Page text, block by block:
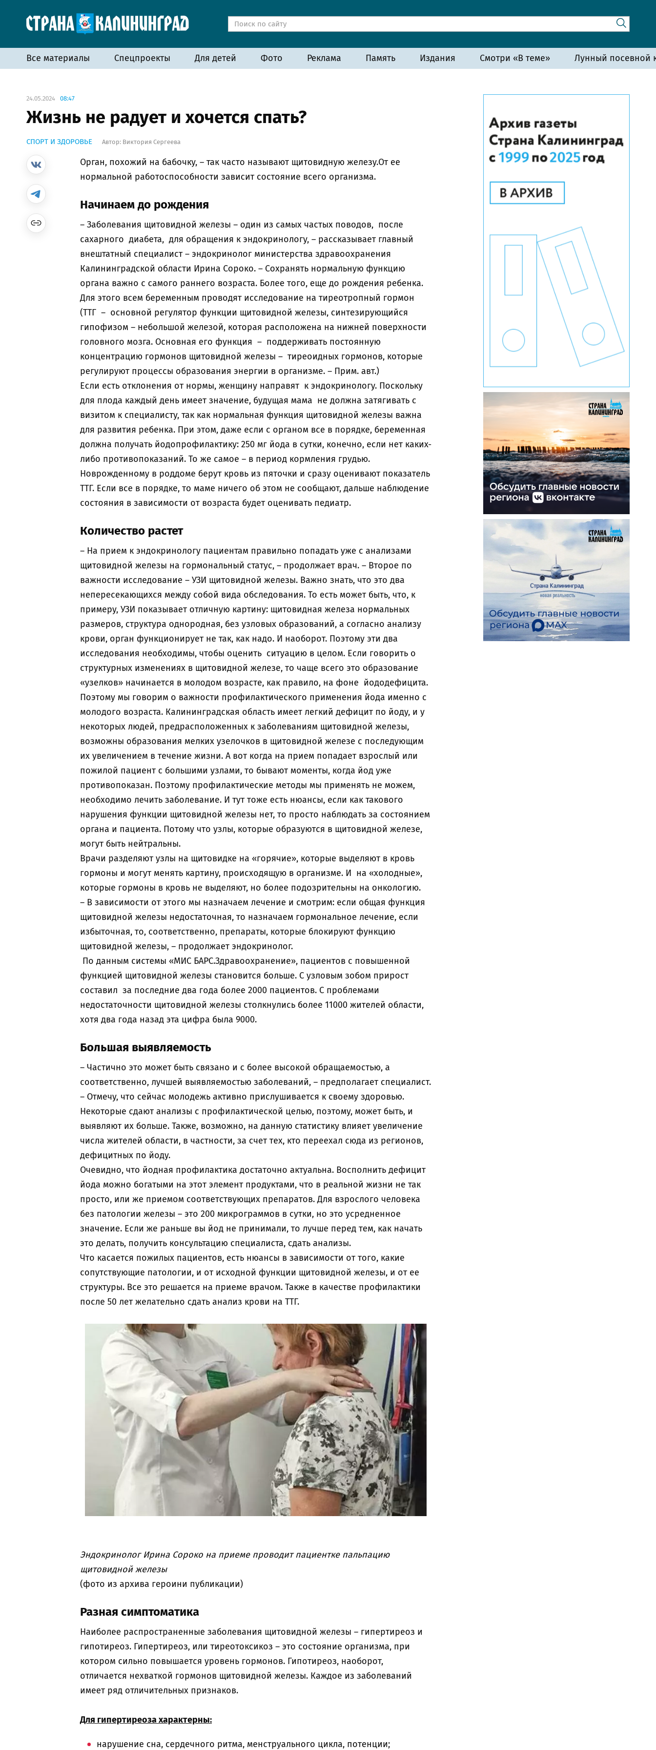
Все материалы Спецпроекты Для детей Фото Реклама Память Издания Смотри «В теме» Лунный посевной
24.05.2024 08:47
Жизнь не радует и хочется спать?
СПОРТ И ЗДОРОВЬЕ Автор: Виктория Сергеева
Орган, похожий на бабочку, – так часто называют щитовидную железу.От ее
нормальной работоспособности зависит состояние всего организма.
Начинаем до рождения
– Заболевания щитовидной железы – один из самых частых поводов, после
сахарного диабета, для обращения к эндокринологу, – рассказывает главный
внештатный специалист – эндокринолог министерства здравоохранения
Калининградской области Ирина Сороко. – Сохранять нормальную функцию
органа важно с самого раннего возраста. Более того, еще до рождения ребенка.
Для этого всем беременным проводят исследование на тиреотропный гормон
(ТТГ – основной регулятор функции щитовидной железы, синтезирующийся
гипофизом – небольшой железой, которая расположена на нижней поверхности
головного мозга. Основная его функция – поддерживать постоянную
концентрацию гормонов щитовидной железы – тиреоидных гормонов, которые
регулируют процессы образования энергии в организме. – Прим. авт.)
Если есть отклонения от нормы, женщину направят к эндокринологу. Поскольку
для плода каждый день имеет значение, будущая мама не должна затягивать с
визитом к специалисту, так как нормальная функция щитовидной железы важна
для развития ребенка. При этом, даже если с органом все в порядке, беременная
должна получать йодопрофилактику: 250 мг йода в сутки, конечно, если нет каких-
либо противопоказаний. То же самое – в период кормления грудью.
Новрожденному в роддоме берут кровь из пяточки и сразу оценивают показатель
ТТГ. Если все в порядке, то маме ничего об этом не сообщают, дальше наблюдение
состояния в зависимости от возраста будет оценивать педиатр.
Количество растет
– На прием к эндокринологу пациентам правильно попадать уже с анализами
щитовидной железы на гормональный статус, – продолжает врач. – Второе по
важности исследование – УЗИ щитовидной железы. Важно знать, что это два
непересекающихся между собой вида обследования. То есть может быть, что, к
примеру, УЗИ показывает отличную картину: щитовидная железа нормальных
размеров, структура однородная, без узловых образований, а согласно анализу
крови, орган функционирует не так, как надо. И наоборот. Поэтому эти два
исследования необходимы, чтобы оценить ситуацию в целом. Если говорить о
структурных изменениях в щитовидной железе, то чаще всего это образование
«узелков» начинается в молодом возрасте, как правило, на фоне йододефицита.
Поэтому мы говорим о важности профилактического применения йода именно с
молодого возраста. Калининградская область имеет легкий дефицит по йоду, и у
некоторых людей, предрасположенных к заболеваниям щитовидной железы,
возможны образования мелких узелочков в щитовидной железе с последующим
их увеличением в течение жизни. А вот когда на прием попадает взрослый или
пожилой пациент с большими узлами, то бывают моменты, когда йод уже
противопоказан. Поэтому профилактические методы мы применять не можем,
необходимо лечить заболевание. И тут тоже есть нюансы, если как такового
нарушения функции щитовидной железы нет, то просто наблюдать за состоянием
органа и пациента. Потому что узлы, которые образуются в щитовидной железе,
могут быть нейтральны.
Врачи разделяют узлы на щитовидке на «горячие», которые выделяют в кровь
гормоны и могут менять картину, происходящую в организме. И на «холодные»,
которые гормоны в кровь не выделяют, но более подозрительны на онкологию.
– В зависимости от этого мы назначаем лечение и смотрим: если общая функция
щитовидной железы недостаточная, то назначаем гормональное лечение, если
избыточная, то, соответственно, препараты, которые блокируют функцию
щитовидной железы, – продолжает эндокринолог.
По данным системы «МИС БАРС.Здравоохранение», пациентов с повышенной
функцией щитовидной железы становится больше. С узловым зобом прирост
составил за последние два года более 2000 пациентов. С проблемами
недостаточности щитовидной железы столкнулись более 11000 жителей области,
хотя два года назад эта цифра была 9000.
Большая выявляемость
– Частично это может быть связано и с более высокой обращаемостью, а
соответственно, лучшей выявляемостью заболеваний, – предполагает специалист.
– Отмечу, что сейчас молодежь активно прислушивается к своему здоровью.
Некоторые сдают анализы с профилактической целью, поэтому, может быть, и
выявляют их больше. Также, возможно, на данную статистику влияет увеличение
числа жителей области, в частности, за счет тех, кто переехал сюда из регионов,
дефицитных по йоду.
Очевидно, что йодная профилактика достаточно актуальна. Восполнить дефицит
йода можно богатыми на этот элемент продуктами, что в реальной жизни не так
просто, или же приемом соответствующих препаратов. Для взрослого человека
без патологии железы – это 200 микрограммов в сутки, но это усредненное
значение. Если же раньше вы йод не принимали, то лучше перед тем, как начать
это делать, получить консультацию специалиста, сдать анализы.
Что касается пожилых пациентов, есть нюансы в зависимости от того, какие
сопутствующие патологии, и от исходной функции щитовидной железы, и от ее
структуры. Все это решается на приеме врачом. Также в качестве профилактики
после 50 лет желательно сдать анализ крови на ТТГ.
Эндокринолог Ирина Сороко на приеме проводит пациентке пальпацию
щитовидной железы
(фото из архива героини публикации)
Разная симптоматика
Наиболее распространенные заболевания щитовидной железы – гипертиреоз и
гипотиреоз. Гипертиреоз, или тиреотоксикоз – это состояние организма, при
котором сильно повышается уровень гормонов. Гипотиреоз, наоборот,
отличается нехваткой гормонов щитовидной железы. Каждое из заболеваний
имеет ряд отличительных признаков.
Для гипертиреоза характерны:
нарушение сна, сердечного ритма, менструального цикла, потенции;